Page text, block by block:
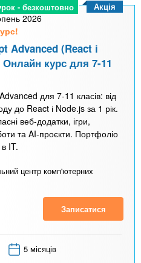
- безкоштовно
2026
Advanced (React і
курс для 7-11
для 7-11 класів: від
до React і Node.js за 1 рік.
веб-додатки, ігри,
та AI-проєкти. Портфоліо
IT.
центр комп'ютерних
Акція
Записатися
5 місяців